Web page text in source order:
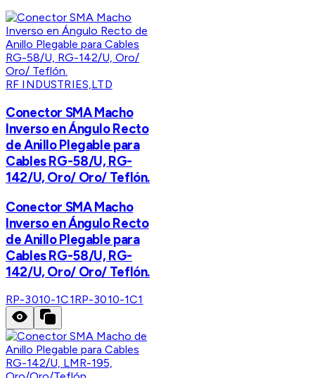
RF INDUSTRIES,LTD
Conector SMA Macho
Inverso en Ángulo Recto
de Anillo Plegable para
Cables RG-58/U, RG-
142/U, Oro/ Oro/ Teflón.
Conector SMA Macho
Inverso en Ángulo Recto
de Anillo Plegable para
Cables RG-58/U, RG-
142/U, Oro/ Oro/ Teflón.
RP-3010-1C1RP-3010-1C1